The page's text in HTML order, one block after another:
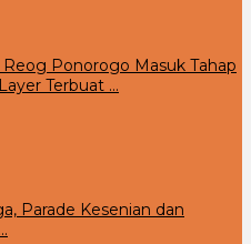
Ponorogo Masuk Tahap
Terbuat …
Parade Kesenian dan